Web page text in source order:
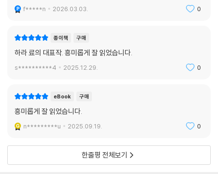
f*****n 2026.03.03. 0
종이책 구매
하라 료의 대표작. 흥미롭게 잘 읽었습니다.
s**********4 2025.12.29. 0
eBook 구매
흥미롭게 잘 읽었습니다.
n*********u 2025.09.19. 0
한줄평 전체보기